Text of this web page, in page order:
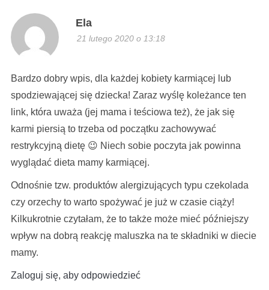
Ela
21 lutego 2020 o 13:18
Bardzo dobry wpis, dla każdej kobiety karmiącej lub
spodziewającej się dziecka! Zaraz wyślę koleżance ten
link, która uważa (jej mama i teściowa też), że jak się
karmi piersią to trzeba od początku zachowywać
restrykcyjną dietę 😉 Niech sobie poczyta jak powinna
wyglądać dieta mamy karmiącej.
Odnośnie tzw. produktów alergizujących typu czekolada
czy orzechy to warto spożywać je już w czasie ciąży!
Kilkukrotnie czytałam, że to także może mieć późniejszy
wpływ na dobrą reakcję maluszka na te składniki w diecie
mamy.
Zaloguj się, aby odpowiedzieć